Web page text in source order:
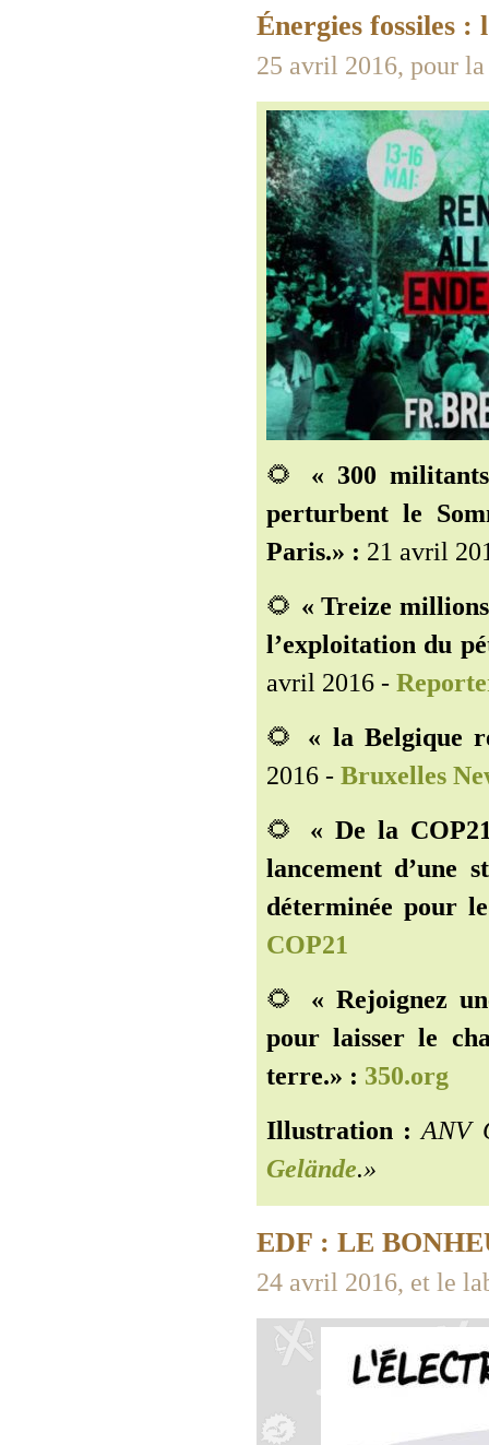
Énergies fossiles :
25 avril 2016, pour
🌻 « 300
perturbent le
Paris.» : 21 avril
🌻 « Treize
l’exploitation du
avril 2016 -
🌻 « la Belgique
2016 - Bruxelles
🌻 « De la
lancement d’une
déterminée pour
COP21
🌻 « Rejoignez
pour laisser le
terre.» : 350.org
Illustration : ANV
Gelände.»
EDF : LE
24 avril 2016, et le